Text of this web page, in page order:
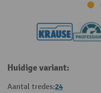
Huidige variant:
Aantal tredes:24